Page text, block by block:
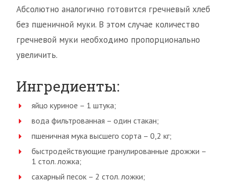
Абсолютно аналогично готовится гречневый хлеб
без пшеничной муки. В этом случае количество
гречневой муки необходимо пропорционально
увеличить.
Ингредиенты:
яйцо куриное – 1 штука;
вода фильтрованная – один стакан;
пшеничная мука высшего сорта – 0,2 кг;
быстродействующие гранулированные дрожжи –
1 стол. ложка;
сахарный песок – 2 стол. ложки;